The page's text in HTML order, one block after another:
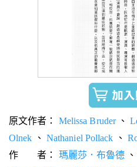
原文作者： Melissa Bruder、
Olnek 、 Nathaniel Pollack 、
作 者： 瑪麗莎．布魯德 、